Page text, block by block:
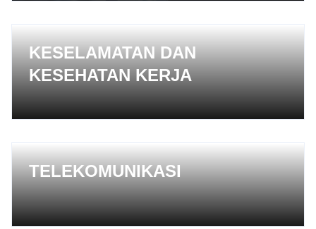
KESELAMATAN DAN
KESEHATAN KERJA
TELEKOMUNIKASI